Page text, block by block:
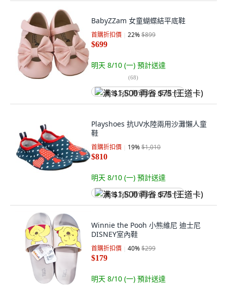
BabyZZam 女童蝴蝶結平底鞋
首購折扣價 22%$899
$699
明天 8/10 (一) 預計送達
(68)
满 $1,500 再省 $75 (王道卡)
Playshoes 抗UV水陸兩用沙灘懶人童
鞋
首購折扣價 19%$1,010
$810
明天 8/10 (一) 預計送達
满 $1,500 再省 $75 (王道卡)
Winnie the Pooh 小熊維尼 迪士尼
DISNEY室內鞋
首購折扣價 40%$299
$179
明天 8/10 (一) 預計送達